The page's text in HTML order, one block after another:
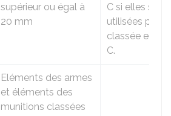
supérieur ou égal à
20 mm
C si elles sont
utilisées par
classée en
C.
Eléments des armes
et éléments des
munitions classées